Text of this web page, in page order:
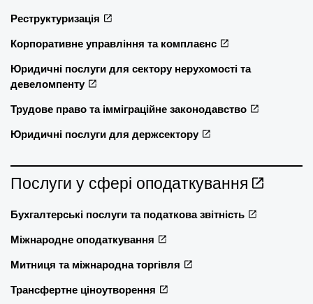
Реструктуризація
Корпоративне управління та комплаєнс
Юридичні послуги для сектору нерухомості та
девеломпенту
Трудове право та імміграційне законодавство
Юридичні послуги для держсектору
Послуги у сфері оподаткування
Бухгалтерські послуги та податкова звітність
Міжнародне оподаткування
Митниця та міжнародна торгівля
Трансфертне ціноутворення